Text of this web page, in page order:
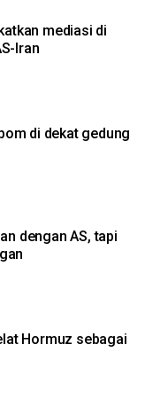
mediasi di
Iran
di dekat gedung
dengan AS, tapi
Hormuz sebagai